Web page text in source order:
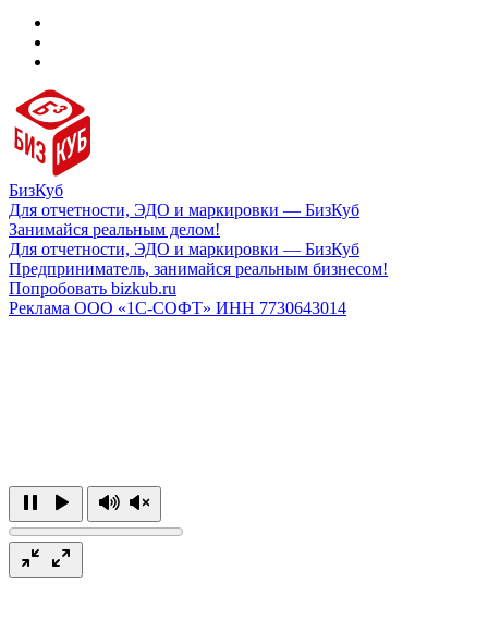
БизКуб
Для отчетности, ЭДО и маркировки — БизКуб
Занимайся реальным делом!
Для отчетности, ЭДО и маркировки — БизКуб
Предприниматель, занимайся реальным бизнесом!
Попробовать bizkub.ru
Реклама ООО «1С-СОФТ» ИНН 7730643014